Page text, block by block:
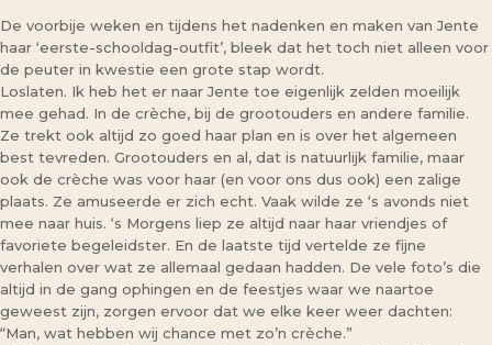
De voorbije weken en tijdens het nadenken en maken van Jente
haar ‘eerste-schooldag-outfit’, bleek dat het toch niet alleen voor
de peuter in kwestie een grote stap wordt.
Loslaten. Ik heb het er naar Jente toe eigenlijk zelden moeilijk
mee gehad. In de crèche, bij de grootouders en andere familie.
Ze trekt ook altijd zo goed haar plan en is over het algemeen
best tevreden. Grootouders en al, dat is natuurlijk familie, maar
ook de crèche was voor haar (en voor ons dus ook) een zalige
plaats. Ze amuseerde er zich echt. Vaak wilde ze ‘s avonds niet
mee naar huis. ‘s Morgens liep ze altijd naar haar vriendjes of
favoriete begeleidster. En de laatste tijd vertelde ze fijne
verhalen over wat ze allemaal gedaan hadden. De vele foto’s die
altijd in de gang ophingen en de feestjes waar we naartoe
geweest zijn, zorgen ervoor dat we elke keer weer dachten:
“Man, wat hebben wij chance met zo’n crèche.”